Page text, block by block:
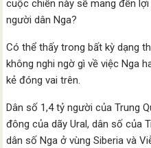
cuộc chiến này sẽ mang đến
người dân Nga?
Có thể thấy trong bất kỳ dạng
không nghi ngờ gì về việc Nga
kẻ đóng vai trên.
Dân số 1,4 tỷ người của Trung
đông của dãy Ural, dân số của
dân số Nga ở vùng Siberia và